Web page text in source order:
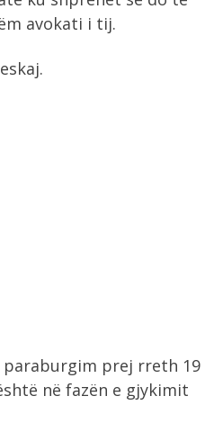
avokati i tij.
paraburgim prej rreth 19
në fazën e gjykimit